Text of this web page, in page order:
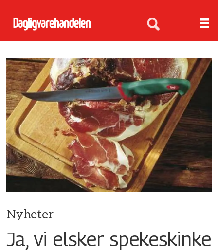
Nyheter
Ja, vi elsker spekeskinke